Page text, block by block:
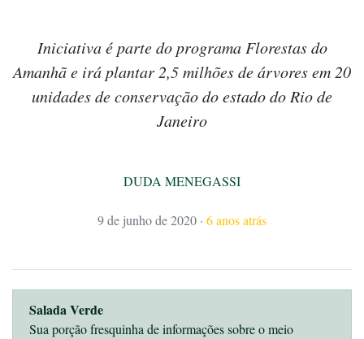
Iniciativa é parte do programa Florestas do
Amanhã e irá plantar 2,5 milhões de árvores em 20
unidades de conservação do estado do Rio de
Janeiro
DUDA MENEGASSI
9 de junho de 2020 · 6 anos atrás
Salada Verde
Sua porção fresquinha de informações sobre o meio